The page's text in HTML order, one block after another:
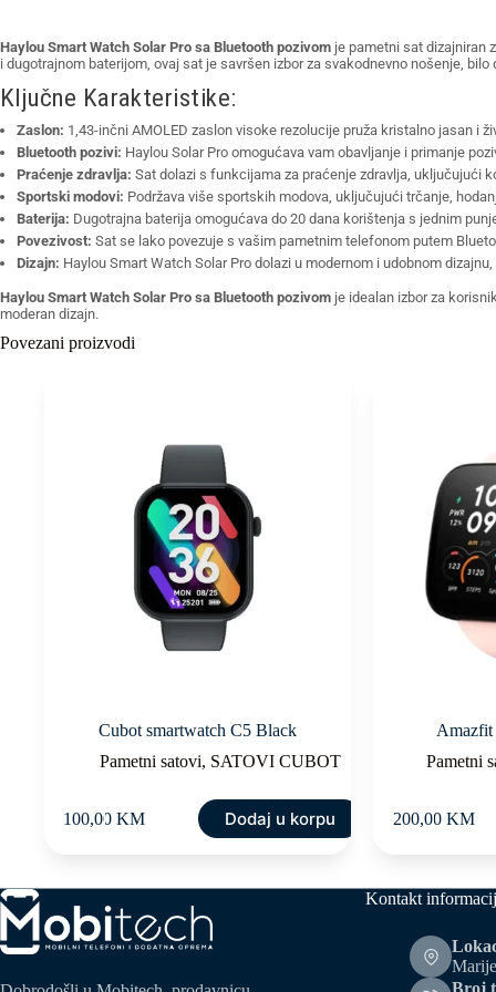
Haylou Smart Watch Solar Pro sa Bluetooth pozivom je pametni sat dizajniran
i dugotrajnom baterijom, ovaj sat je savršen izbor za svakodnevno nošenje,
Ključne Karakteristike:
Zaslon: 1,43-inčni AMOLED zaslon visoke rezolucije pruža kristalno jasan i
Bluetooth pozivi: Haylou Solar Pro omogućava vam obavljanje i primanje
Praćenje zdravlja: Sat dolazi s funkcijama za praćenje zdravlja, uključujući
Sportski modovi: Podržava više sportskih modova, uključujući trčanje,
Baterija: Dugotrajna baterija omogućava do 20 dana korištenja s jednim
Povezivost: Sat se lako povezuje s vašim pametnim telefonom putem
Dizajn: Haylou Smart Watch Solar Pro dolazi u modernom i udobnom
Haylou Smart Watch Solar Pro sa Bluetooth pozivom je idealan izbor za
moderan dizajn.
Povezani proizvodi
Cubot smartwatch C5 Black
Pametni satovi, SATOVI CUBOT
100,00KM Dodaj u korpu
Amazfit
Pametni
200,00 KM
Kontakt
Broj